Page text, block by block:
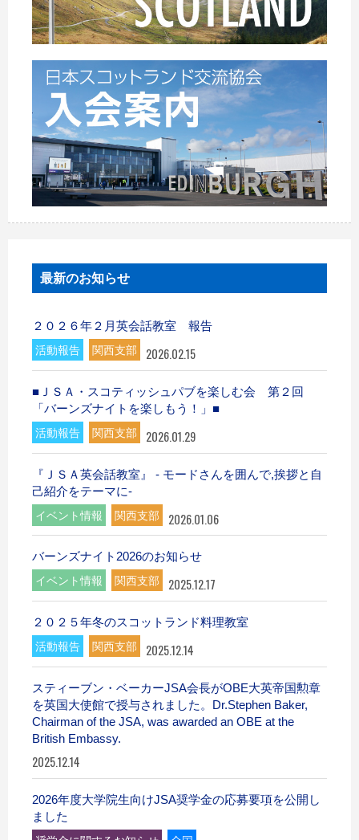
最新のお知らせ
２０２６年２月英会話教室 報告
活動報告 関西支部 2026.02.15
■ＪＳＡ・スコティッシュパブを楽しむ会 第２回
「バーンズナイトを楽しもう！」■
活動報告 関西支部 2026.01.29
『ＪＳＡ英会話教室』 - モードさんを囲んで,挨拶と自
己紹介をテーマに-
イベント情報 関西支部 2026.01.06
バーンズナイト2026のお知らせ
イベント情報 関西支部 2025.12.17
２０２５年冬のスコットランド料理教室
活動報告 関西支部 2025.12.14
スティーブン・ベーカーJSA会長がOBE大英帝国勲章
を英国大使館で授与されました。Dr.Stephen Baker,
Chairman of the JSA, was awarded an OBE at the
British Embassy.
2025.12.14
2026年度大学院生向けJSA奨学金の応募要項を公開し
ました